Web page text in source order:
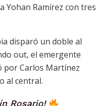
Yohan Ramírez con tres
disparó un doble al
out, el emergente
por Carlos Martínez
al central.
Rosario!